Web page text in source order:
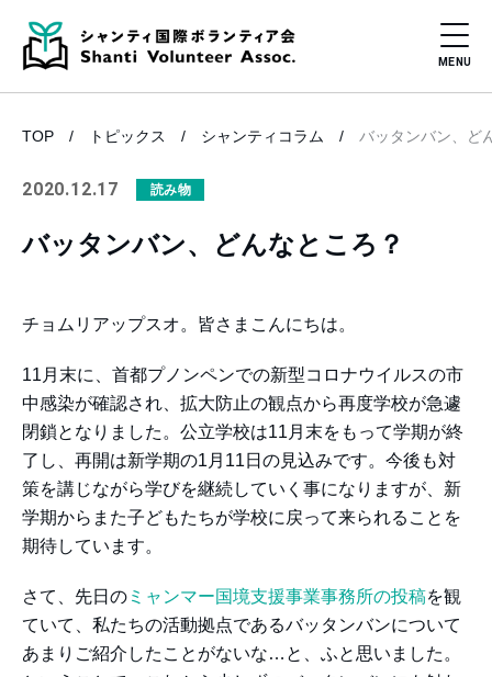
TOP トピックス シャンティコラム バッタンバン、ど
2020.12.17 読み物
バッタンバン、どんなところ？
チョムリアップスオ。皆さまこんにちは。
11月末に、首都プノンペンでの新型コロナウイルスの市
中感染が確認され、拡大防止の観点から再度学校が急遽
閉鎖となりました。公立学校は11月末をもって学期が終
了し、再開は新学期の1月11日の見込みです。今後も対
策を講じながら学びを継続していく事になりますが、新
学期からまた子どもたちが学校に戻って来られることを
期待しています。
さて、先日の ミャンマー国境支援事業事務所の投稿を観
ていて、私たちの活動拠点であるバッタンバンについて
あまりご紹介したことがないな…と、ふと思いました。